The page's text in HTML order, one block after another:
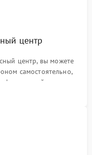
центр
центр, вы можете
самостоятельно,
на сайте